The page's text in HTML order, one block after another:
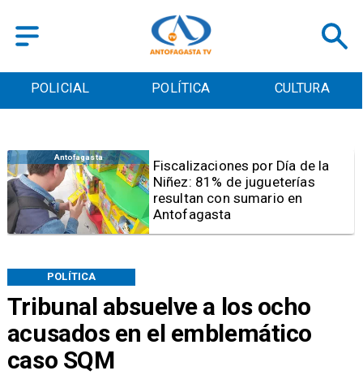
POLICIAL POLÍTICA CULTURA
Tribunal absuelve a los ocho
acusados en el emblemático
caso SQM
POLÍTICA
Antofagasta
Tribunal frena opción de pena
mixta para Karen Rojo por ahora